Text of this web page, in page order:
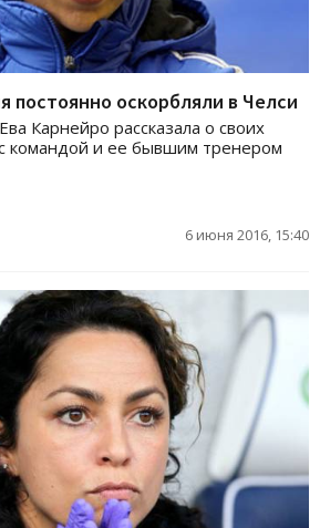
постоянно оскорбляли в Челси
Карнейро рассказала о своих
командой и ее бывшим тренером
6 июня 2016, 15:40